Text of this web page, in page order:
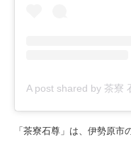
「茶寮石尊」は、伊勢原市